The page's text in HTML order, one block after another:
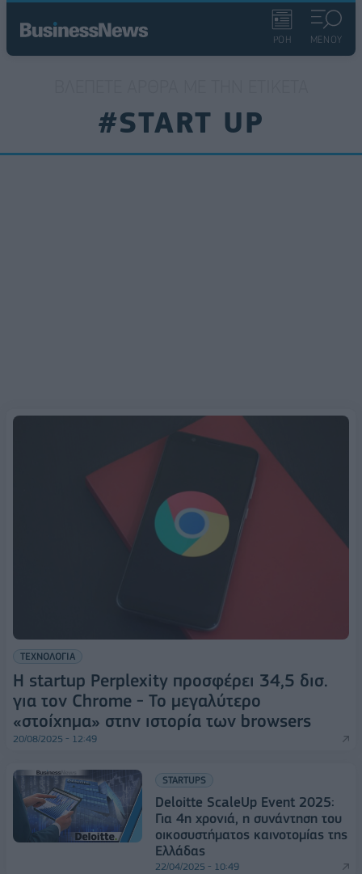
ΡΟΗ ΜΕΝΟΥ
#START UP
ΤΕΧΝΟΛΟΓΙΑ
Η startup Perplexity προσφέρει 34,5 δισ.
για τον Chrome - Το μεγαλύτερο
«στοίχημα» στην ιστορία των browsers
20/08/2025 - 12:49
STARTUPS
Deloitte ScaleUp Event 2025:
Για 4η χρονιά, η συνάντηση του
οικοσυστήματος καινοτομίας της
Ελλάδας
22/04/2025 - 10:49